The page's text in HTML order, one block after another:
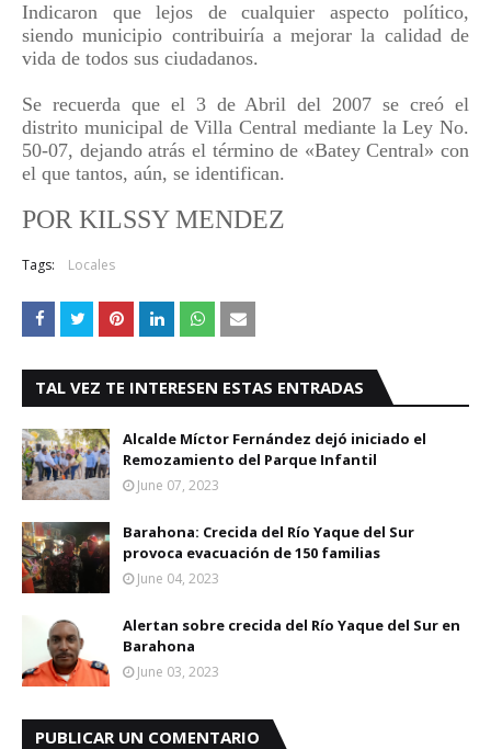
Indicaron que lejos de cualquier aspecto político,
siendo municipio contribuiría a mejorar la calidad de
vida de todos sus ciudadanos.
Se recuerda que el 3 de Abril del 2007 se creó el
distrito municipal de Villa Central mediante la Ley No.
50-07, dejando atrás el término de «Batey Central» con
el que tantos, aún, se identifican.
POR KILSSY MENDEZ
Tags: Locales
TAL VEZ TE INTERESEN ESTAS ENTRADAS
Alcalde Míctor Fernández dejó iniciado el
Remozamiento del Parque Infantil
June 07, 2023
Barahona: Crecida del Río Yaque del Sur
provoca evacuación de 150 familias
June 04, 2023
Alertan sobre crecida del Río Yaque del Sur en
Barahona
June 03, 2023
PUBLICAR UN COMENTARIO